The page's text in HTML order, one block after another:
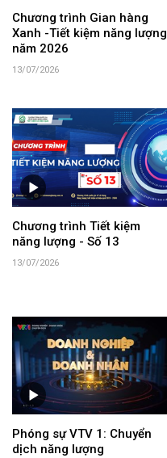
Chương trình Gian hàng
Xanh -Tiết kiệm năng lượng
năm 2026
13/07/2026
Chương trình Tiết kiệm
năng lượng - Số 13
13/07/2026
Phóng sự VTV 1: Chuyển
dịch năng lượng